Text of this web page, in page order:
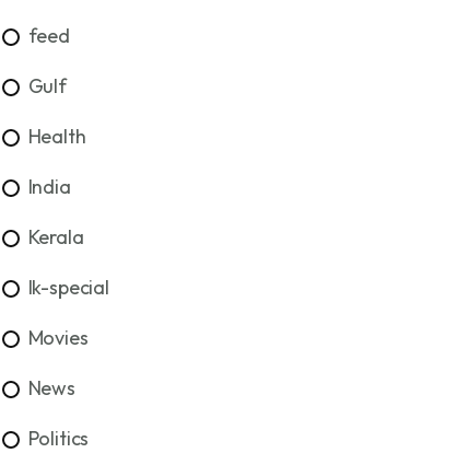
feed
Gulf
Health
India
Kerala
lk-special
Movies
News
Politics